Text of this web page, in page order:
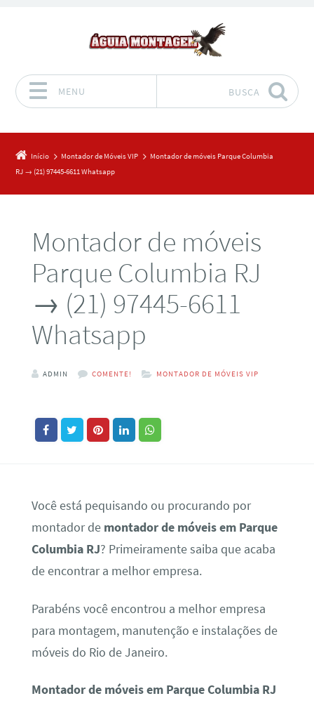
MENU BUSCA
Início Montador de Móveis VIP
Montador de móveis Parque Columbia
RJ → (21) 97445-6611 Whatsapp
Montador de móveis
Parque Columbia RJ
→ (21) 97445-6611
Whatsapp
ADMIN COMENTE! MONTADOR DE MÓVEIS VIP
Você está pequisando ou procurando por
montador de montador de móveis em Parque
Columbia RJ? Primeiramente saiba que acaba
de encontrar a melhor empresa.
Parabéns você encontrou a melhor empresa
para montagem, manutenção e instalações de
móveis do Rio de Janeiro.
Montador de móveis em Parque Columbia RJ